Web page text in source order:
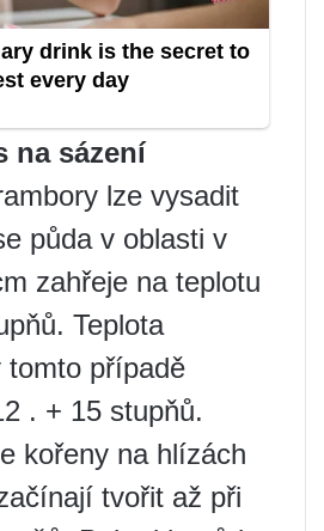
na sázení
lze vysadit
půda v oblasti v
zahřeje na teplotu
Teplota
tomto případě
. + 15 stupňů.
kořeny na hlízách
tvořit až při